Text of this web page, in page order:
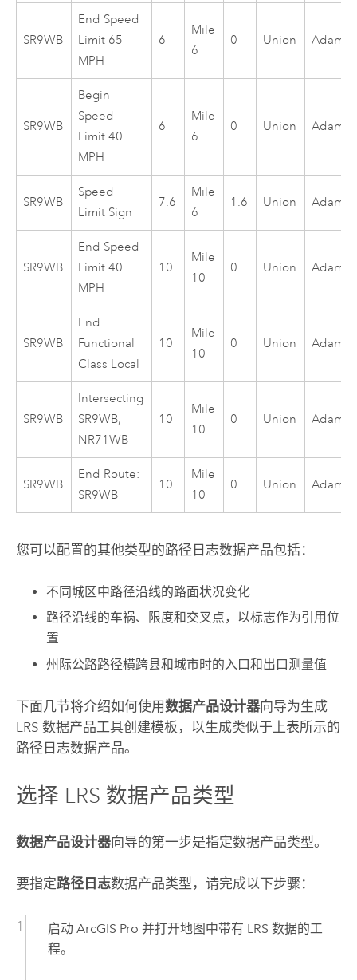
SR9WB
End Speed
Limit 65
MPH
6
Mile
6
0 Union Adam
SR9WB
Begin
Speed
Limit 40
MPH
6
Mile
6
0 Union Adam
SR9WB
Speed
Limit Sign
7.6
Mile
6
1.6 Union Adam
SR9WB
End Speed
Limit 40
MPH
10
Mile
10
0 Union Adam
SR9WB
End
Functional
Class Local
10
Mile
10
0 Union Adam
SR9WB
Intersecting
SR9WB,
NR71WB
10
Mile
10
0 Union Adam
SR9WB
End Route:
SR9WB
10
Mile
10
0 Union Adam
您可以配置的其他类型的路径日志数据产品包括：
不同城区中路径沿线的路面状况变化
路径沿线的车祸、限度和交叉点，以标志作为引用位
置
州际公路路径横跨县和城市时的入口和出口测量值
下面几节将介绍如何使用数据产品设计器向导为生成
LRS 数据产品工具创建模板，以生成类似于上表所示的
路径日志数据产品。
选择 LRS 数据产品类型
数据产品设计器向导的第一步是指定数据产品类型。
要指定路径日志数据产品类型，请完成以下步骤：
启动 ArcGIS Pro 并打开地图中带有 LRS 数据的工
程。